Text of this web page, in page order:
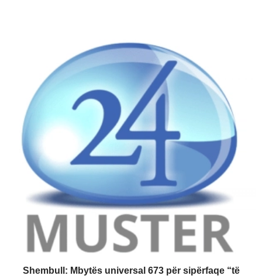
Shembull: Mbytës universal 673 për sipërfaqe “të